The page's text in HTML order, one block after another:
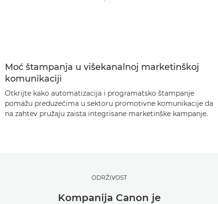
Moć štampanja u višekanalnoj marketinškoj
komunikaciji
Otkrijte kako automatizacija i programatsko štampanje
pomažu preduzećima u sektoru promotivne komunikacije da
na zahtev pružaju zaista integrisane marketinške kampanje.
ODRŽIVOST
Kompanija Canon je